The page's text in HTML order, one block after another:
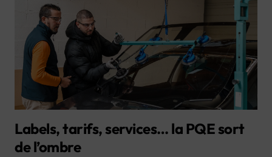
Labels, tarifs, services… la PQE sort
de l’ombre